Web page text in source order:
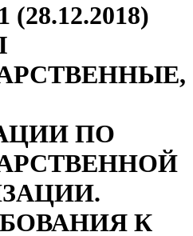
ПО
К